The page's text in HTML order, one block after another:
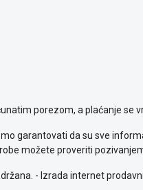
porezom, a plaćanje se
garantovati da su sve
možete proveriti
- Izrada internet